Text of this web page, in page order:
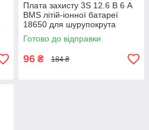
Плата захисту 3S 12.6 В 6 A
BMS літій-іонної батареї
18650 для шурупокрута
Готово до відправки
96 ₴ 184 ₴